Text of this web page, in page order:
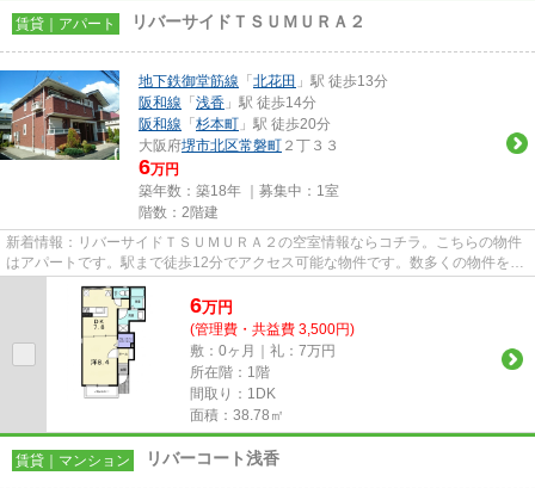
賃貸｜アパート リバーサイドＴＳＵＭＵＲＡ２
地下鉄御堂筋線 「 北花田 」駅 徒歩13分
阪和線 「 浅香 」駅 徒歩14分
阪和線 「 杉本町 」駅 徒歩20分
大阪府堺市北区常磐町 ２丁３３
6万円
築年数：築18年 ｜募集中： 1室
階数：2階建
新着情報：リバーサイドＴＳＵＭＵＲＡ２の空室情報ならコチラ。こちらの物件
はアパートです。駅まで徒歩12分でアクセス可能な物件です。数多くの物件を取
り揃えております。お気に入...
6万円
(管理費・共益費 3,500円)
敷：0ヶ月｜礼：7万円
所在階：1階
間取り：1DK
面積：38.78㎡
賃貸｜マンション リバーコート浅香